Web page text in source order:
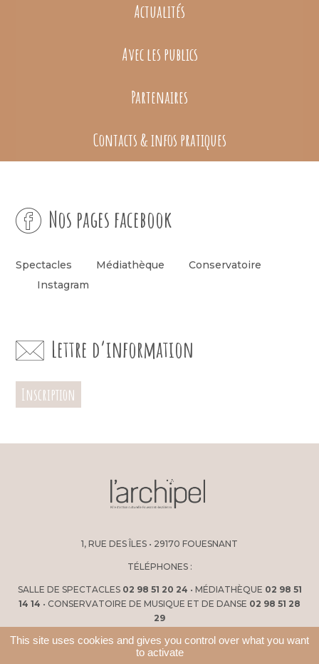
Actualités
Avec les publics
Partenaires
Contacts & infos pratiques
Nos pages facebook
Spectacles Médiathèque
Conservatoire
Instagram
Lettre d’information
Inscription
1, RUE DES ÎLES • 29170 FOUESNANT
TÉLÉPHONES :
SALLE DE SPECTACLES 02 98 51 20 24 • MÉDIATHÈQUE 02 98 51
14 14 • CONSERVATOIRE DE MUSIQUE ET DE DANSE 02 98 51 28
29
This site uses cookies and gives you control over what you want
to activate